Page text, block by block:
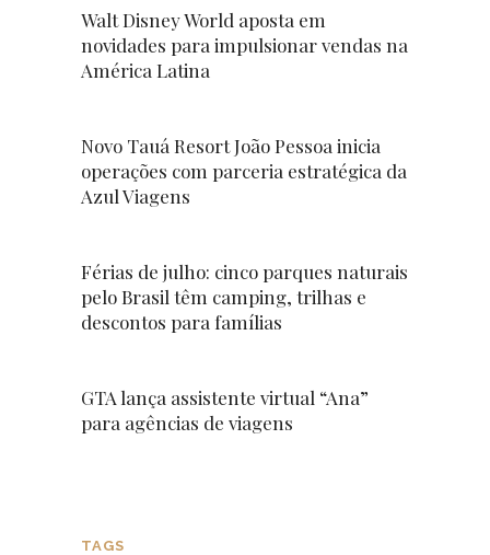
Walt Disney World aposta em
novidades para impulsionar vendas na
América Latina
Novo Tauá Resort João Pessoa inicia
operações com parceria estratégica da
Azul Viagens
Férias de julho: cinco parques naturais
pelo Brasil têm camping, trilhas e
descontos para famílias
GTA lança assistente virtual “Ana”
para agências de viagens
TAGS